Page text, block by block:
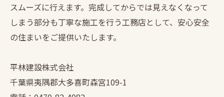
スムーズに行えます。完成してからでは見えなくなって
しまう部分も丁寧な施工を行う工務店として、安心安全
の住まいをご提供いたします。
平林建設株式会社
千葉県夷隅郡大多喜町森宮109-1